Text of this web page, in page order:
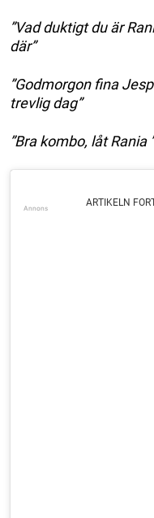
”Vad duktigt du är
där”
”Godmorgon fina
trevlig dag”
”Bra kombo, låt Rania